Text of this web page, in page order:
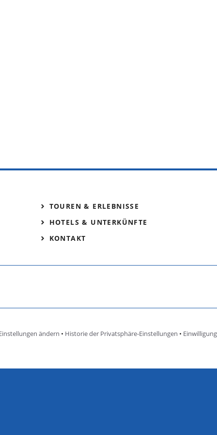
TOUREN & ERLEBNISSE
HOTELS & UNTERKÜNFTE
KONTAKT
ändern • Historie der Privatsphäre-Einstellungen •